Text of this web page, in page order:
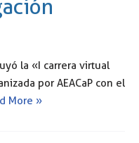
la «I carrera virtual
por AEACaP con el
More »